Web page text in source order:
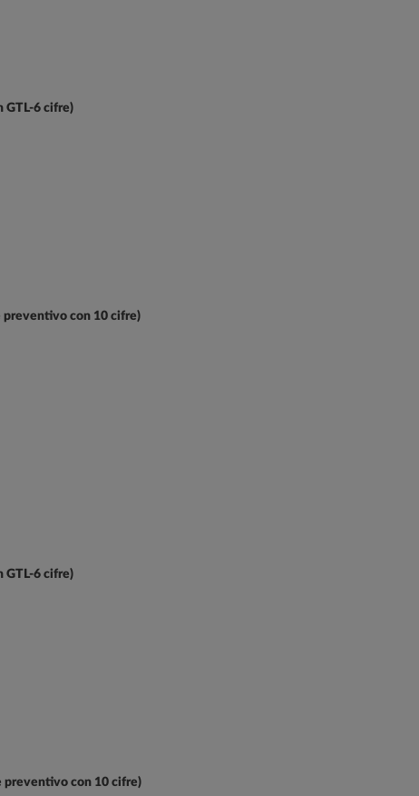
GTL-6 cifre)
con 10 cifre)
GTL-6 cifre)
preventivo con 10 cifre)